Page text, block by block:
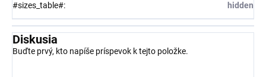
#sizes_table#: hidden
Diskusia
Buďte prvý, kto napíše príspevok k tejto položke.